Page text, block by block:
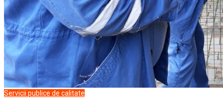
Servicii publice de calitate